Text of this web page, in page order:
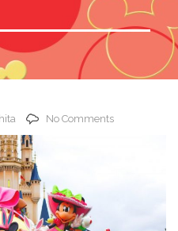
No Comments